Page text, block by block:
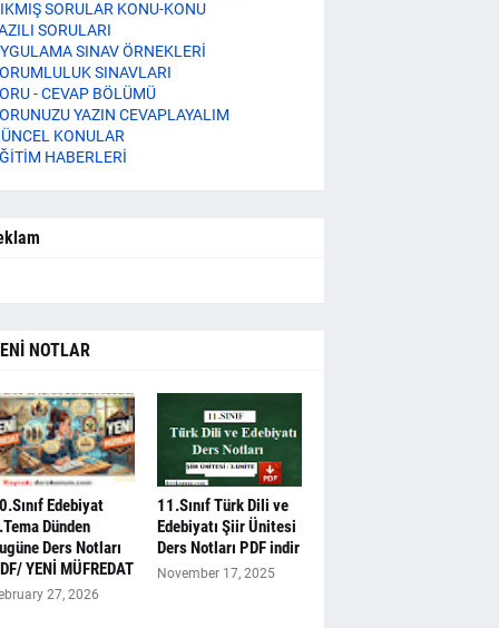
SORULAR KONU-KONU
SORULARI
SINAV ÖRNEKLERİ
SINAVLARI
- CEVAP BÖLÜMÜ
YAZIN CEVAPLAYALIM
KONULAR
HABERLERİ
NOTLAR
Edebiyat
Dünden
Ders Notları
YENİ MÜFREDAT
27, 2026
11.Sınıf Türk Dili ve
Edebiyatı Şiir Ünitesi
Ders Notları PDF indir
November 17, 2025